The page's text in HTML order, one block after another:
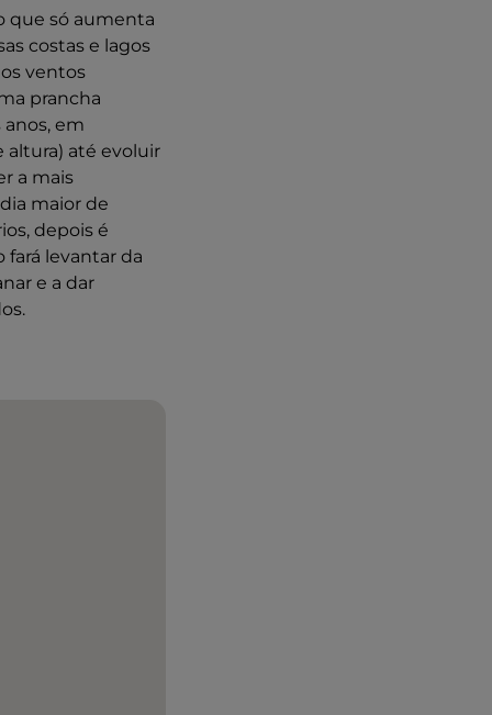
que só aumenta
costas e lagos
ventos
prancha
em
até evoluir
a mais
maior de
depois é
fará levantar da
e a dar